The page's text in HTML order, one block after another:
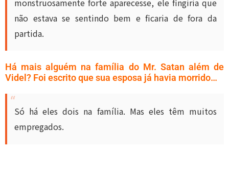
monstruosamente forte aparecesse, ele fingiria que
não estava se sentindo bem e ficaria de fora da
partida.
Há mais alguém na família do Mr. Satan além de
Videl? Foi escrito que sua esposa já havia morrido…
Só há eles dois na família. Mas eles têm muitos
empregados.